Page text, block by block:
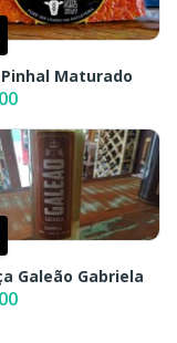
Maturado
Galeão Gabriela